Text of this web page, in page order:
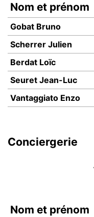
Nom et prénom
Gobat Bruno
Scherrer Julien
Berdat Loïc
Seuret Jean-Luc
Vantaggiato Enzo
Conciergerie
Nom et prénom